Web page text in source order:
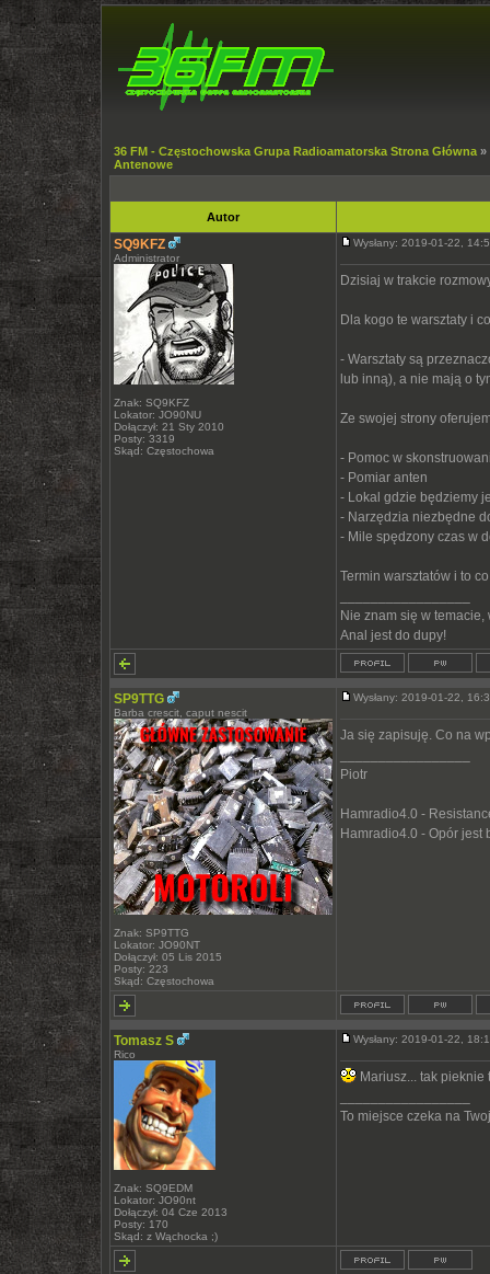
36 FM - Częstochowska Grupa Radioamatorska Strona Główna »
Antenowe
Autor
SQ9KFZ
Administrator
Znak: SQ9KFZ
Lokator: JO90NU
Dołączył: 21 Sty 2010
Posty: 3319
Skąd: Częstochowa
Wysłany: 2019-01-22,
Dzisiaj w trakcie
Dla kogo te warsztaty i
- Warsztaty są
lub inną), a nie mają o
Ze swojej strony
- Pomoc w
- Pomiar anten
- Lokal gdzie będziemy
- Narzędzia niezbędne
- Mile spędzony czas w
Termin warsztatów i to
Nie znam się w
Anal jest do dupy!
SP9TTG
Barba crescit, caput nescit
Znak: SP9TTG
Lokator: JO90NT
Dołączył: 05 Lis 2015
Posty: 223
Skąd: Częstochowa
Wysłany: 2019-01-22,
Ja się zapisuję. Co na
Piotr
Hamradio4.0 -
Hamradio4.0 - Opór jest
Tomasz S
Rico
Znak: SQ9EDM
Lokator: JO90nt
Dołączył: 04 Cze 2013
Posty: 170
Skąd: z Wąchocka ;)
Wysłany: 2019-01-22,
Mariusz... tak
To miejsce czeka na